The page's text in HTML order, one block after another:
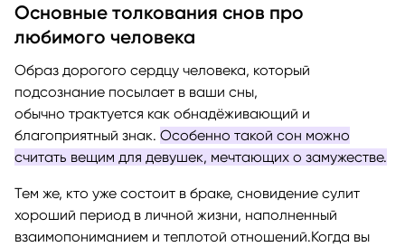
Основные толкования снов про
любимого человека
Образ дорогого сердцу человека, который
подсознание посылает в ваши сны,
обычно трактуется как обнадёживающий и
благоприятный знак. Особенно такой сон можно
считать вещим для девушек, мечтающих о замужестве.
Тем же, кто уже состоит в браке, сновидение сулит
хороший период в личной жизни, наполненный
взаимопониманием и теплотой отношений.Когда вы